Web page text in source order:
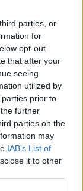
parties, or
for
opt-out
that after your
seeing
utilized by
prior to
further
parties on the
may
IAB’s List of
it to other
wynikiem
przez
Tym
i
jej się
miejsce tuż
i spółka
następujące